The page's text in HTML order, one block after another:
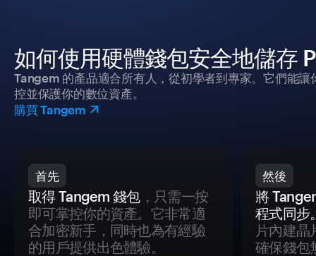
如何使用硬體錢包安全地儲存
Tangem 的產品適合所有人，從初學者到專家。它們能
控並保護你的數位資產。
購買 Tangem
首先
取得 Tangem 錢包，只需一按
即可掌控你的資產。它非常適
合加密新手，同時也為有經驗
的用戶提供出色體驗。
然後
將
程式同步
片內建晶
確保錢包